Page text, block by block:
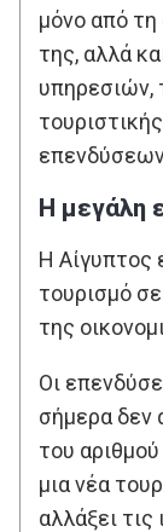
μόνο από
της, αλλά
υπηρεσιών,
Η μεγάλη
Η Αίγυπτος
τουρισμό
της
Οι
σήμερα δεν
του
μια νέα
αλλάξει